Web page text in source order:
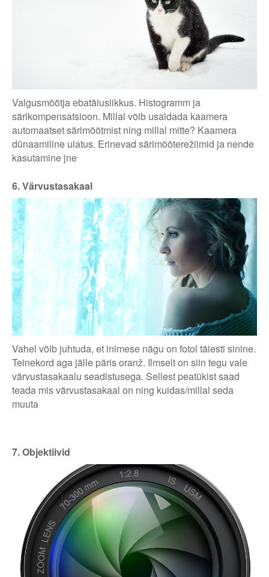
Valgusmõõtja ebatäiuslikkus. Histogramm ja
särikompensatsioon. Millal võib usaldada kaamera
automaatset särimõõtmist ning millal mitte? Kaamera
dünaamiline ulatus. Erinevad särimõõterežiimid ja nende
kasutamine jne
6. Värvustasakaal
Vahel võib juhtuda, et inimese nägu on fotol täiesti sinine.
Teinekord aga jälle päris oranž. Ilmselt on siin tegu vale
värvustasakaalu seadistusega. Sellest peatükist saad
teada mis värvustasakaal on ning kuidas/millal seda
muuta
7. Objektiivid